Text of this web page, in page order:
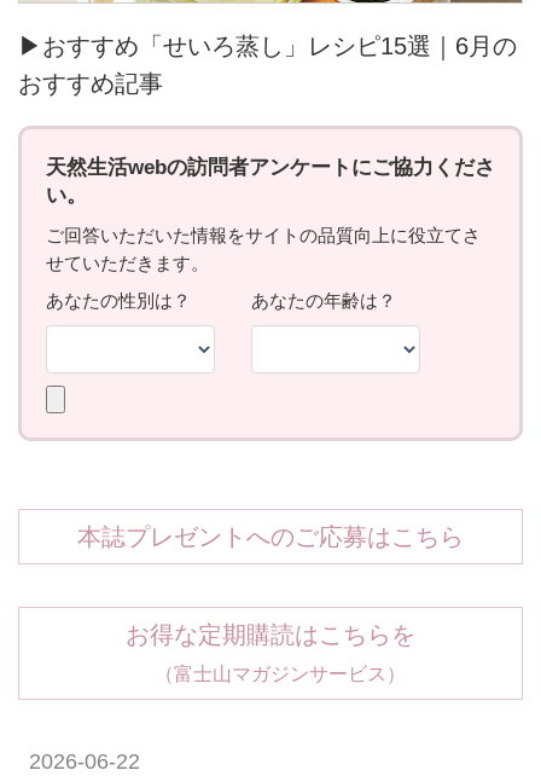
▶おすすめ「せいろ蒸し」レシピ15選｜6月の
おすすめ記事
本誌プレゼントへのご応募はこちら
お得な定期購読はこちらを
（富士山マガジンサービス）
2026-06-22